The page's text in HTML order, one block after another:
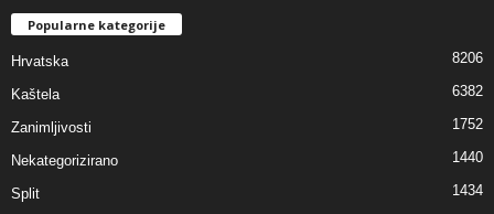
Popularne kategorije
Hrvatska 8206
Kaštela 6382
Zanimljivosti 1752
Nekategorizirano 1440
Split 1434